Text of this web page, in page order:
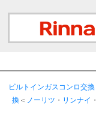
ビルトインガスコンロ交換
換 ＜ ノーリツ ・ リンナイ ・